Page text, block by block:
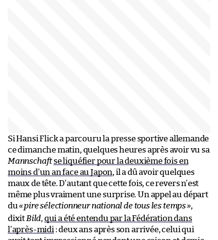
Si Hansi Flick a parcouru la presse sportive allemande
ce dimanche matin, quelques heures après avoir vu sa
Mannschaft se liquéfier pour la deuxième fois en
moins d’un an face au Japon, il a dû avoir quelques
maux de tête. D’autant que cette fois, ce revers n’est
même plus vraiment une surprise. Un appel au départ
du«pire sélectionneur national de tous les temps»,
dixit Bild, qui a été entendu par la Fédération dans
l’après-midi : deux ans après son arrivée, celui qui